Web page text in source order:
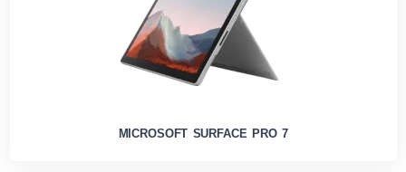
MICROSOFT SURFACE PRO 7